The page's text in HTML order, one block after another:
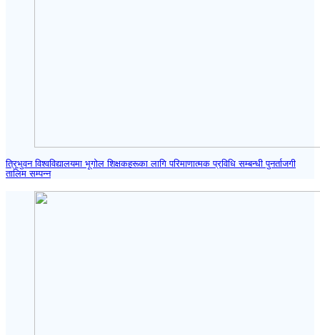
त्रिभुवन विश्वविद्यालयमा भूगोल शिक्षकहरूका लागि परिमाणात्मक प्रविधि सम्बन्धी पुनर्ताजगी
तालिम सम्पन्न